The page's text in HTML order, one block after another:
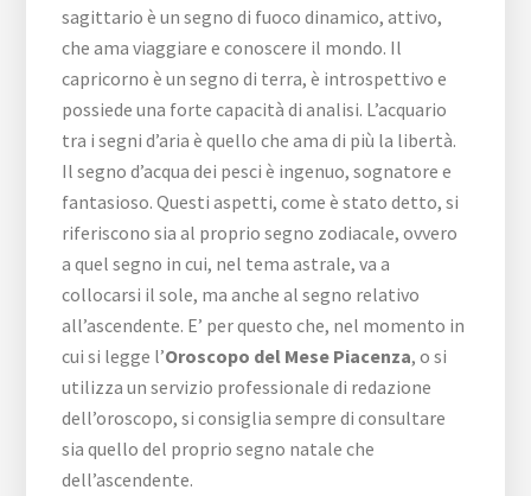
sagittario è un segno di fuoco dinamico, attivo,
che ama viaggiare e conoscere il mondo. Il
capricorno è un segno di terra, è introspettivo e
possiede una forte capacità di analisi. L’acquario
tra i segni d’aria è quello che ama di più la libertà.
Il segno d’acqua dei pesci è ingenuo, sognatore e
fantasioso. Questi aspetti, come è stato detto, si
riferiscono sia al proprio segno zodiacale, ovvero
a quel segno in cui, nel tema astrale, va a
collocarsi il sole, ma anche al segno relativo
all’ascendente. E’ per questo che, nel momento in
cui si legge l’Oroscopo del Mese Piacenza, o si
utilizza un servizio professionale di redazione
dell’oroscopo, si consiglia sempre di consultare
sia quello del proprio segno natale che
dell’ascendente.